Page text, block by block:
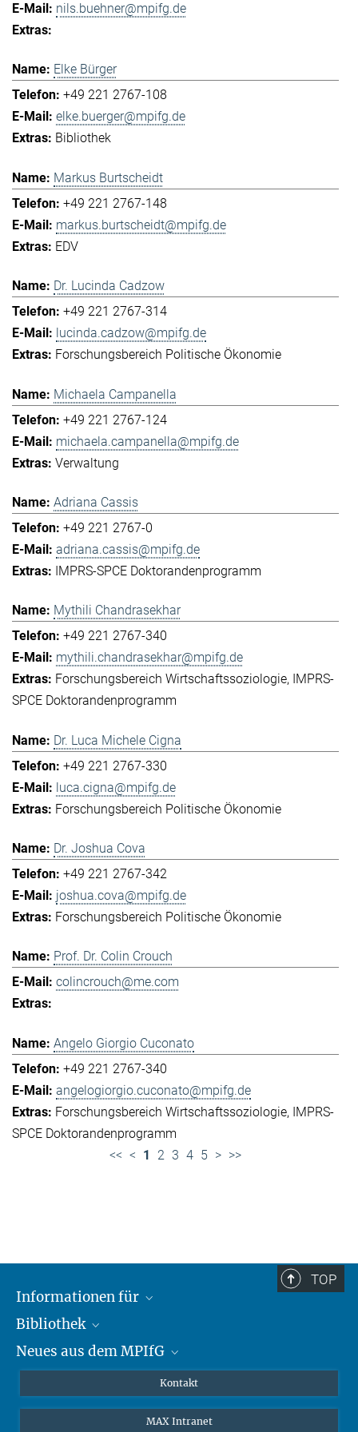
nils.buehner@mpifg.de
Elke Bürger
+49 221 2767-108
elke.buerger@mpifg.de
Bibliothek
Markus Burtscheidt
+49 221 2767-148
markus.burtscheidt@mpifg.de
EDV
Dr. Lucinda Cadzow
+49 221 2767-314
lucinda.cadzow@mpifg.de
Forschungsbereich Politische Ökonomie
Michaela Campanella
+49 221 2767-124
michaela.campanella@mpifg.de
Verwaltung
Adriana Cassis
+49 221 2767-0
adriana.cassis@mpifg.de
IMPRS-SPCE Doktorandenprogramm
Mythili Chandrasekhar
+49 221 2767-340
mythili.chandrasekhar@mpifg.de
Forschungsbereich Wirtschaftssoziologie
IMPRS-
SPCE Doktorandenprogramm
Dr. Luca Michele Cigna
+49 221 2767-330
luca.cigna@mpifg.de
Forschungsbereich Politische Ökonomie
Dr. Joshua Cova
+49 221 2767-342
joshua.cova@mpifg.de
Forschungsbereich Politische Ökonomie
Prof. Dr. Colin Crouch
colincrouch@me.com
Angelo Giorgio Cuconato
+49 221 2767-340
angelogiorgio.cuconato@mpifg.de
Forschungsbereich Wirtschaftssoziologie IMPRS-
SPCE Doktorandenprogramm
<< < 1 2 3 4 5 > >>
TOP
Informationen für
Forschende
Gäste
Bibliothek
Profil
Neues aus dem MPIfG
Newsletter abonnieren
Kontakt
MAX Intranet